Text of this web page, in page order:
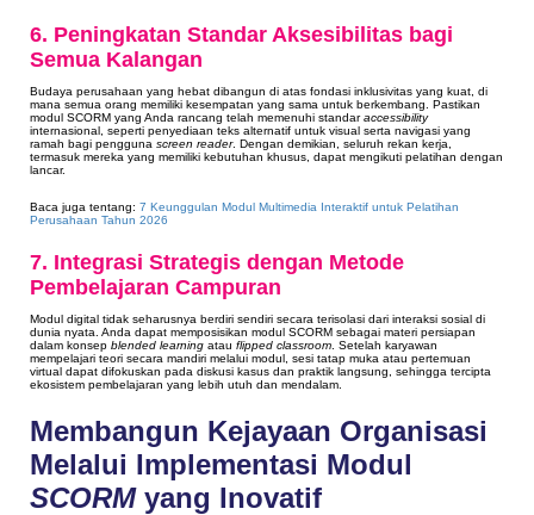
6. Peningkatan Standar Aksesibilitas bagi
Semua Kalangan
Budaya perusahaan yang hebat dibangun di atas fondasi inklusivitas yang kuat, di
mana semua orang memiliki kesempatan yang sama untuk berkembang. Pastikan
modul SCORM yang Anda rancang telah memenuhi standaraccessibility
internasional, seperti penyediaan teks alternatif untuk visual serta navigasi yang
ramah bagi pengguna screen reader. Dengan demikian, seluruh rekan kerja,
termasuk mereka yang memiliki kebutuhan khusus, dapat mengikuti pelatihan dengan
lancar.
Baca juga tentang: 7 Keunggulan Modul Multimedia Interaktif untuk Pelatihan
Perusahaan Tahun 2026
7. Integrasi Strategis dengan Metode
Pembelajaran Campuran
Modul digital tidak seharusnya berdiri sendiri secara terisolasi dari interaksi sosial di
dunia nyata. Anda dapat memposisikan modul SCORM sebagai materi persiapan
dalam konsep blended learning atau flipped classroom . Setelah karyawan
mempelajari teori secara mandiri melalui modul, sesi tatap muka atau pertemuan
virtual dapat difokuskan pada diskusi kasus dan praktik langsung, sehingga tercipta
ekosistem pembelajaran yang lebih utuh dan mendalam.
Membangun Kejayaan Organisasi
Melalui Implementasi Modul
SCORMyang Inovatif